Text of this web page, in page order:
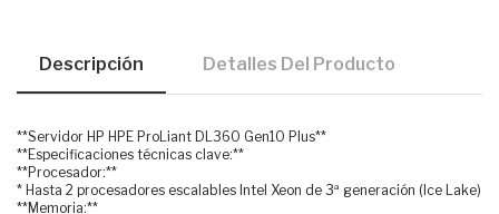
Descripción Detalles Del Producto
**Servidor HP HPE ProLiant DL360 Gen10 Plus**
**Especificaciones técnicas clave:**
**Procesador:**
* Hasta 2 procesadores escalables Intel Xeon de 3ª generación (Ice Lake)
**Memoria:**